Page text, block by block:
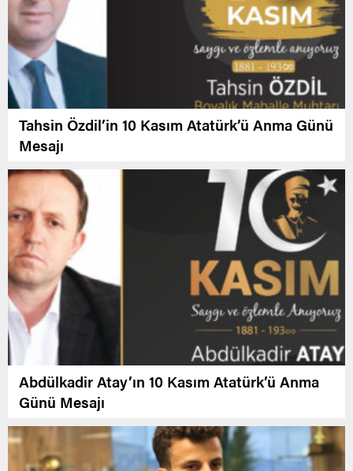
Tahsin Özdil’in 10 Kasım Atatürk’ü Anma Günü
Mesajı
Abdülkadir Atay’ın 10 Kasım Atatürk’ü Anma
Günü Mesajı